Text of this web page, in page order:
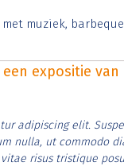
muziek,
expositie
adipiscing elit.
nulla, ut commodo
risus tristique